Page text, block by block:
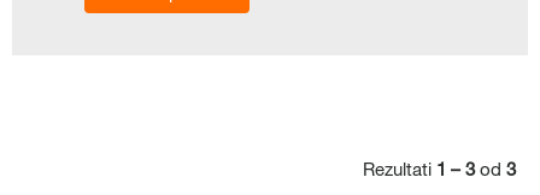
Rezultati 1 – 3od 3